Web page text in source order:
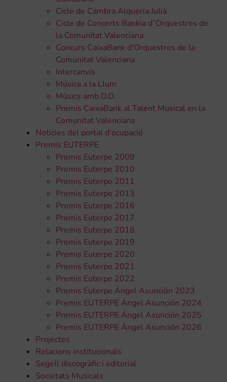
Cicle de Cambra Alqueria Julià
Cicle de Concerts Bankia d´Orquestres de
la Comunitat Valenciana
Concurs CaixaBank d'Orquestres de la
Comunitat Valenciana
Intercanvis
Música a la Llum
Músics amb D.O.
Premis CaixaBank al Talent Musical en la
Comunitat Valenciana
Noticies del portal d'ocupació
Premis EUTERPE
Premis Euterpe 2009
Premis Euterpe 2010
Premis Euterpe 2011
Premis Euterpe 2013
Premis Euterpe 2016
Premis Euterpe 2017
Premis Euterpe 2018
Premis Euterpe 2019
Premis Euterpe 2020
Premis Euterpe 2021
Premis Euterpe 2022
Premis Euterpe Ángel Asunción 2023
Premis EUTERPE Ángel Asunción 2024
Premis EUTERPE Ángel Asunción 2025
Premis EUTERPE Ángel Asunción 2026
Projectes
Relacions institucionals
Segell discogràfic i editorial
Societats Musicals